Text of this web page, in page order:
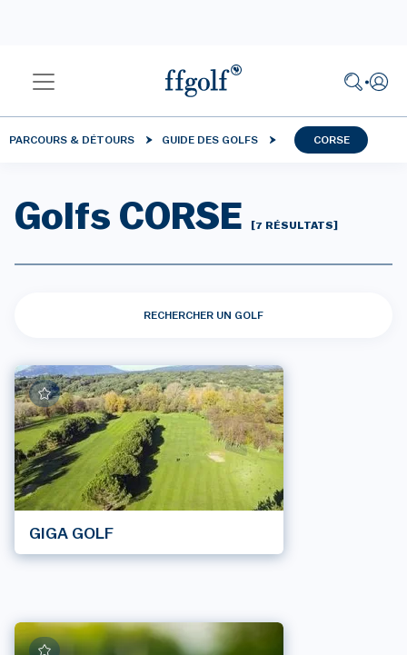
PARCOURS & DÉTOURS GUIDE DES GOLFS CORSE
Golfs CORSE [7 RÉSULTATS]
RECHERCHER UN GOLF
GIGA GOLF